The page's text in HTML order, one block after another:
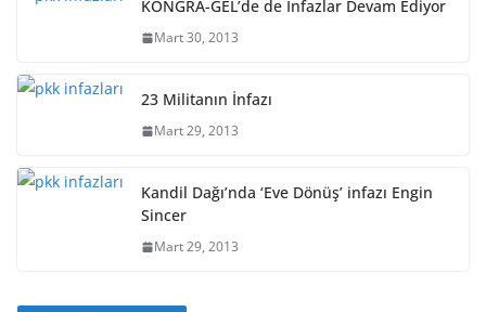
KONGRA-GEL’de de İnfazlar Devam Ediyor
Mart 30, 2013
23 Militanın İnfazı
Mart 29, 2013
Kandil Dağı’nda ‘Eve Dönüş’ infazı Engin
Sincer
Mart 29, 2013